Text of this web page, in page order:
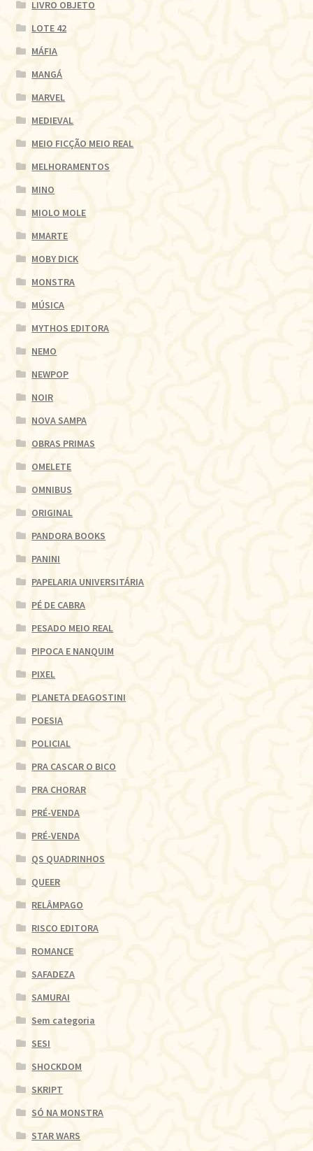
LIVRO OBJETO
LOTE 42
MÁFIA
MANGÁ
MARVEL
MEDIEVAL
MEIO FICÇÃO MEIO REAL
MELHORAMENTOS
MINO
MIOLO MOLE
MMARTE
MOBY DICK
MONSTRA
MÚSICA
MYTHOS EDITORA
NEMO
NEWPOP
NOIR
NOVA SAMPA
OBRAS PRIMAS
OMELETE
OMNIBUS
ORIGINAL
PANDORA BOOKS
PANINI
PAPELARIA UNIVERSITÁRIA
PÉ DE CABRA
PESADO MEIO REAL
PIPOCA E NANQUIM
PIXEL
PLANETA DEAGOSTINI
POESIA
POLICIAL
PRA CASCAR O BICO
PRA CHORAR
PRÉ-VENDA
PRÉ-VENDA
QS QUADRINHOS
QUEER
RELÂMPAGO
RISCO EDITORA
ROMANCE
SAFADEZA
SAMURAI
Sem categoria
SESI
SHOCKDOM
SKRIPT
SÓ NA MONSTRA
STAR WARS